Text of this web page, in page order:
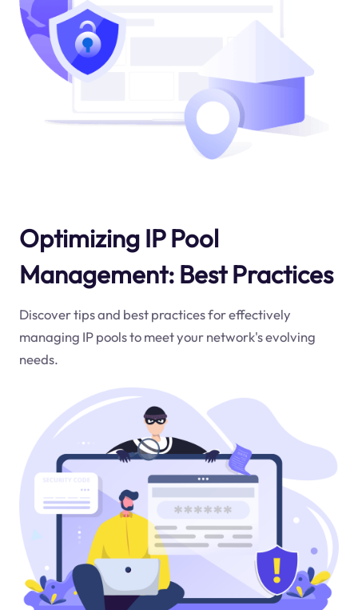
Optimizing IP Pool
Management: Best Practices
Discover tips and best practices for effectively
managing IP pools to meet your network's evolving
needs.